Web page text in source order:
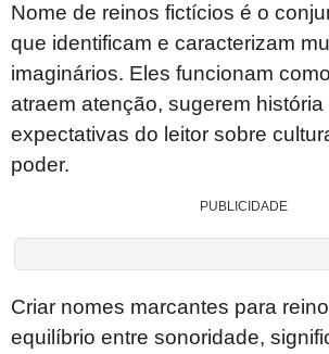
Nome de reinos fictícios é o
que identificam e caracterizam
imaginários. Eles funcionam
atraem atenção, sugerem história
expectativas do leitor sobre
poder.
PUBLICIDADE
Criar nomes marcantes para
equilíbrio entre sonoridade,